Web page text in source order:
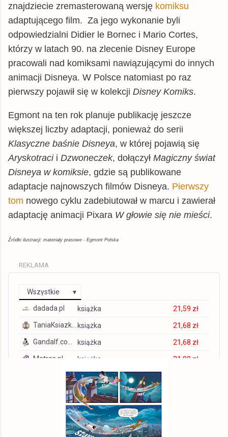
znajdziecie zremasterowaną wersję komiksu
adaptującego film. Za jego wykonanie byli
odpowiedzialni Didier le Bornec i Mario Cortes,
którzy w latach 90. na zlecenie Disney Europe
pracowali nad komiksami nawiązującymi do innych
animacji Disneya. W Polsce natomiast po raz
pierwszy pojawił się w kolekcji Disney Komiks.
Egmont na ten rok planuje publikację jeszcze
większej liczby adaptacji, ponieważ do serii
Klasyczne baśnie Disneya, w której pojawią się
Aryskotraci i Dzwoneczek, dołączył Magiczny świat
Disneya w komiksie, gdzie są publikowane
adaptacje najnowszych filmów Disneya. Pierwszy
tom nowego cyklu zadebiutował w marcu i zawierał
adaptację animacji Pixara W głowie się nie mieści.
Źródło ilustracji: materiały prasowe - Egmont Polska
REKLAMA
Wszystkie
dadada.pl
książka
21,59 zł
TaniaKsiazka.pl
książka
21,68 zł
Gandalf.com.pl
książka
21,68 zł
Matras.pl
książka
21,99 zł
książka
swiatksiazki.pl książka
chodnikliteracki.pl
książka
książka